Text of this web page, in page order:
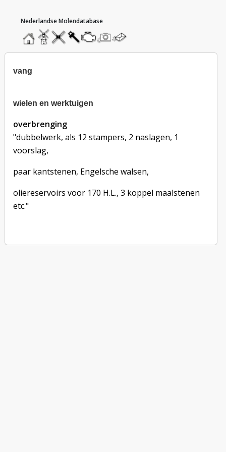
homemolendatabase
roedendatabase
assendatabase
motorendatabase
stuur
een
foto
stuur
een
bericht
vang
wielen en werktuigen
overbrenging
"dubbelwerk, als 12 stampers, 2 naslagen, 1
voorslag,
paar kantstenen, Engelsche walsen,
oliereservoirs voor 170 H.L., 3 koppel maalstenen
etc."